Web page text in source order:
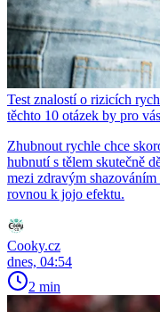
Test znalostí o rizicích
těchto 10 otázek by pro
Zhubnout rychle chce
hubnutí s tělem skutečně
mezi zdravým
rovnou k jojo efektu.
Cooky.cz
dnes, 04:54
2 min